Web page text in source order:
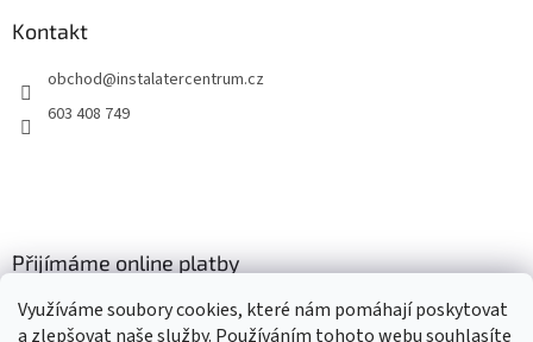
Využíváme soubory cookies, které nám pomáhají poskytovat
a zlepšovat naše služby. Používáním tohoto webu souhlasíte
Kontakt
obchod@instalatercentrum.cz
603 408 749
Přijímáme online platby